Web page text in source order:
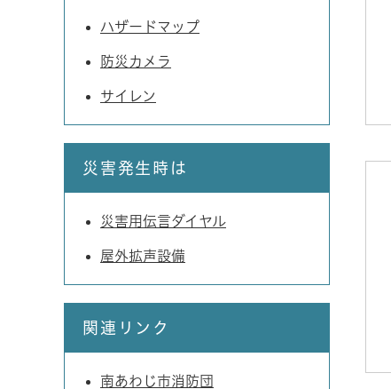
ハザードマップ
防災カメラ
サイレン
災害発生時は
災害用伝言ダイヤル
屋外拡声設備
関連リンク
南あわじ市消防団